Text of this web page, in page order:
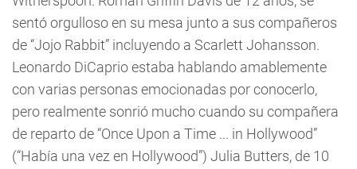
sentó orgulloso en su mesa junto a sus compañeros
de “Jojo Rabbit” incluyendo a Scarlett Johansson.
Leonardo DiCaprio estaba hablando amablemente
con varias personas emocionadas por conocerlo,
pero realmente sonrió mucho cuando su compañera
de reparto de “Once Upon a Time ... in Hollywood”
(“Había una vez en Hollywood”) Julia Butters, de 10